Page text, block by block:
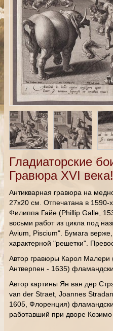
Гладиаторские
Гравюра XVI века!
Антикварная гравюра на
27х20 см. Отпечатана в 1590-
Филиппа Гайе (Phillip Galle,
восьми работ из цикла под
Avium, Piscium". Бумага
характерной "решетки".
Автор гравюры Карол Малери
Антверпен - 1635)
Автор картины Ян ван дер
van der Straet, Joannes
1605, Флоренция)
работавший при дворе Козимо